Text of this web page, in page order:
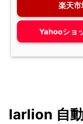
楽天市
Yahooショ
Iarlion 自